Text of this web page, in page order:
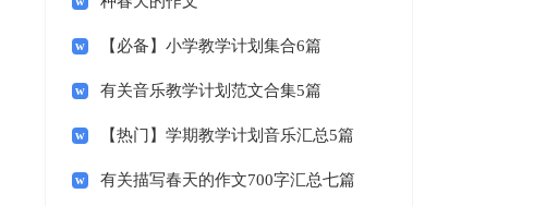
【必备】小学教学计划集合6篇
有关音乐教学计划范文合集5篇
【热门】学期教学计划音乐汇总5篇
有关描写春天的作文700字汇总七篇